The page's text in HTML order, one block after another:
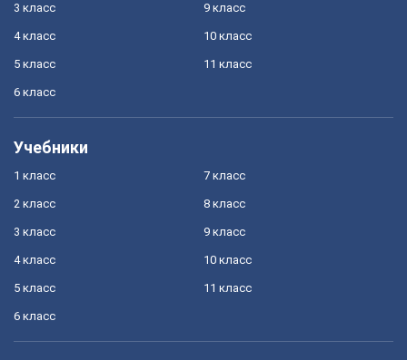
3 класс
4 класс
5 класс
6 класс
9 класс
10 класс
11 класс
Учебники
1 класс
2 класс
3 класс
4 класс
5 класс
6 класс
7 класс
8 класс
9 класс
10 класс
11 класс